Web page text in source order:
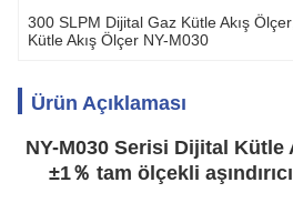
300 SLPM Dijital Gaz Kütle Akış Ölçer
Kütle Akış Ölçer NY-M030
Ürün Açıklaması
NY-M030 Serisi Dijital Kütle
±1％ tam ölçekli